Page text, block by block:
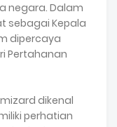
negara. Dalam
sebagai Kepala
dipercaya
Pertahanan
dikenal
perhatian